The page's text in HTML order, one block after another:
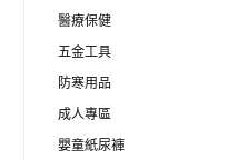
醫療保健
五金工具
防寒用品
成人專區
嬰童紙尿褲